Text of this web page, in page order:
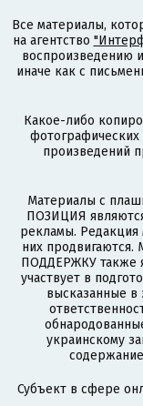
Все материалы,
на агентство
воспроизведению
иначе как с
Какое-либо
произведений
Материалы с
ПОЗИЦИЯ
рекламы. Редакция
них
ПОДДЕРЖКУ также
участвует в
высказанные в
украинскому
Субъект в сфере